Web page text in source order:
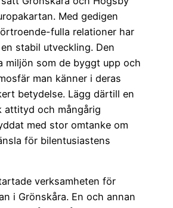
Med gedigen
fulla relationer har
stabil utveckling. Den
miljön som de byggt upp och
man känner i deras
betydelse. Lägg därtill en
attityd och mångårig
med stor omtanke om
för bilentusiastens
verksamheten för
i Grönskåra. En och annan